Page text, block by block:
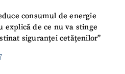
consumul de energie
explică de ce nu va stinge
siguranței cetățenilor”